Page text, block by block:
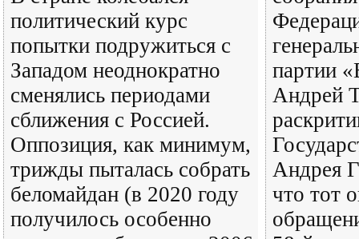
политический курс
попытки подружиться с
Западом неоднократно
сменялись периодами
сближения с Россией.
Оппозиция, как минимум,
трижды пыталась собрать
беломайдан (в 2020 году
получилось особенно
партии
Андрей
Андрея
что тот